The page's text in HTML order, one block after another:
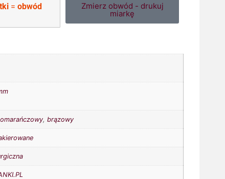
=obwód
Zmierz obwód - drukuj
miarkę
,brązowy